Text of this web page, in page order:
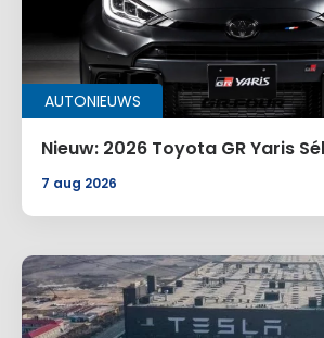
AUTONIEUWS
Nieuw: 2026 Toyota GR Yaris
7 aug 2026